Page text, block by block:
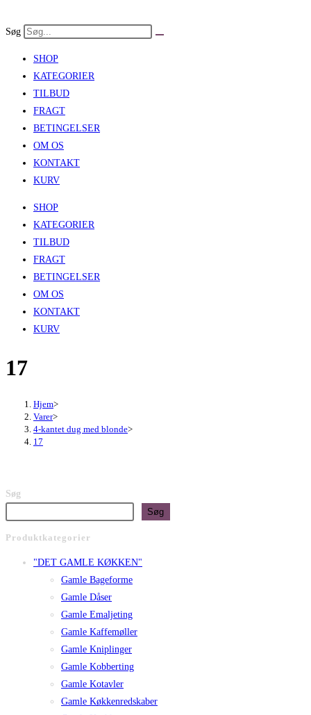
to
Søg
SHOP
KATEGORIER
TILBUD
FRAGT
BETINGELSER
OM OS
KONTAKT
KURV
SHOP
KATEGORIER
TILBUD
FRAGT
BETINGELSER
OM OS
KONTAKT
KURV
17
Hjem>
Varer>
4-kantet dug med blonde>
17
Søg
Søg
Produktkategorier
"DET GAMLE KØKKEN"
Gamle Bageforme
Gamle Dåser
Gamle Emaljeting
Gamle Kaffemøller
Gamle Kniplinger
Gamle Kobberting
Gamle Kotavler
Gamle Køkkenredskaber